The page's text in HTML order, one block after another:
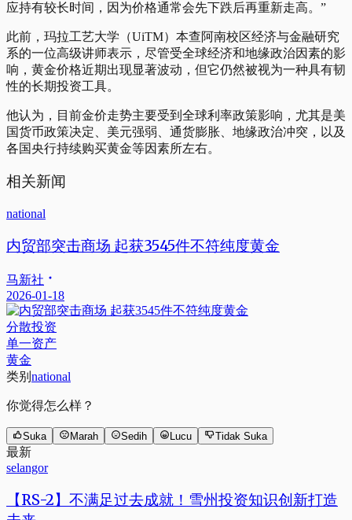
应持有较长时间，因为价格通常会先下跌后再重新走高。”
此前，玛拉工艺大学（UiTM）本查阿南校区经济与金融研究
系的一位高级讲师表示，尽管受全球经济和地缘政治因素的影
响，黄金价格近期出现显著波动，但它仍然被视为一种具有韧
性的长期投资工具。
他认为，目前金价走势主要受到全球利率政策影响，尤其是美
国货币政策决定、美元强弱、通货膨胀、地缘政治冲突，以及
各国央行持续购买黄金等因素所左右。
相关新闻
national
内贸部突击商场 起获3545件不符纯度黄金
马新社
2026-01-18
分散投资
单一资产
黄金
类别 national
你觉得怎么样？
Suka Marah Sedih Lucu Tidak Suka
最新
selangor
【RS-2】不满足过去成就！雪州投资知识创新打造